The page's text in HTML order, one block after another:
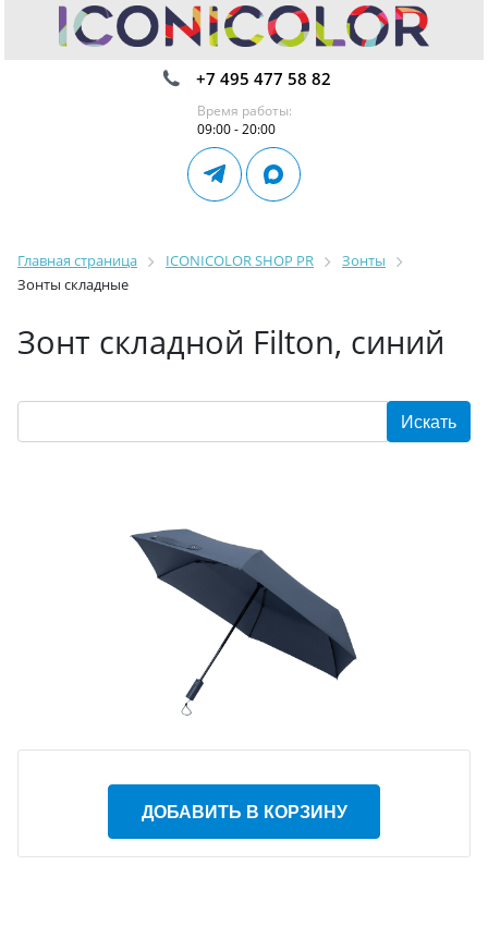
+7 495 477 58 82
Время работы:
09:00 - 20:00
Главная страница ICONICOLOR SHOP PR
Зонты
Зонты складные
Зонт складной Filton, синий
ДОБАВИТЬ В КОРЗИНУ